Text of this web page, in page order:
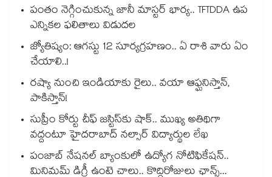
పంతం నెగ్గించుకున్న జానీ మాస్టర్ భార్య.. TFTDDA ఉప
ఎన్నికల ఫలితాలు విడుదల
జ్యోతిష్యం: ఆగస్టు 12 సూర్యగ్రహణం.. ఏ రాశి వారు ఏం
చేయాలి..!
రష్యా నుంచి ఇండియాకు రైలు.. వయా ఆఫ్ఘనిస్తాన్,
పాకిస్తాన్!
సుప్రీం కోర్టు చీఫ్ జస్టిస్⁭కు షాక్.. ముఖ్య అతిథిగా
వద్దంటూ హైదరాబాద్ నల్సార్ విద్యార్థుల లేఖ
పంజాబ్ నేషనల్ బ్యాంకులో ఉద్యోగ నోటిఫికేషన్..
మినిమమ్ డిగ్రీ ఉంటె చాలు.. కొద్దిరోజులు ఛాన్స్...